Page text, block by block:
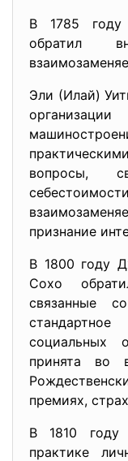
В 1785 году
обратил
Эли (Илай)
вопросы,
признание
В 1800 году
Сохо
связанные
социальных
принята во
премиях,
В 1810 году
практике